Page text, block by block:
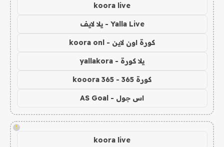
koora live
Yalla Live - يلا لايف
كورة اون لاين - koora onl
يلا كورة - yallakora
كورة 365 - kooora 365
اس جول - AS Goal
!
koora live